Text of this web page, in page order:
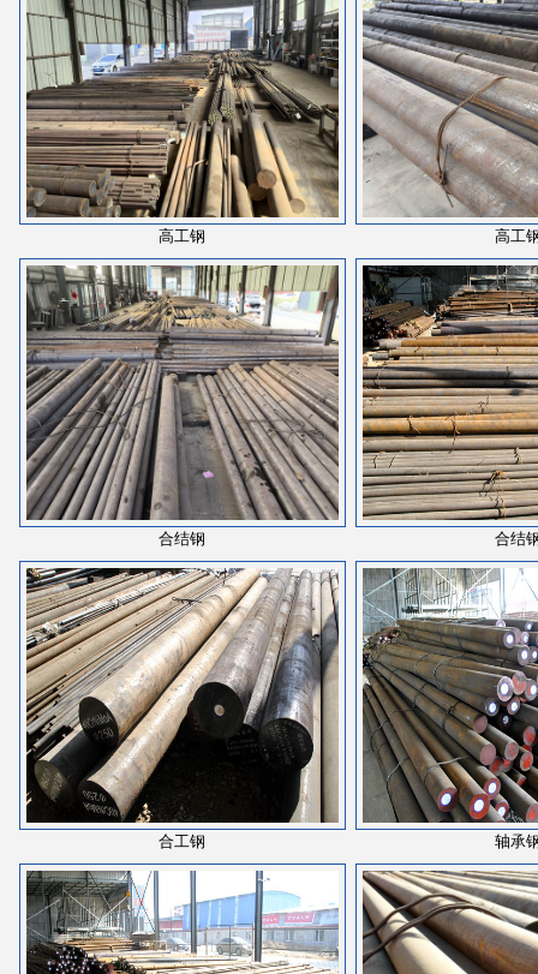
高工钢 高工
合结钢 合结
合工钢 轴承